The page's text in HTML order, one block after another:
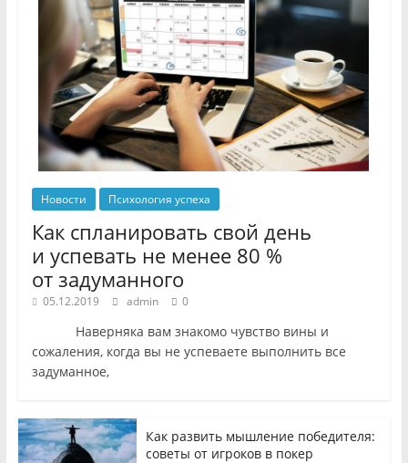
Новости Психология успеха
Как спланировать свой день
и успевать не менее 80 %
от задуманного
05.12.2019 admin 0
Наверняка вам знакомо чувство вины и
сожаления, когда вы не успеваете выполнить все
задуманное,
Как развить мышление победителя:
советы от игроков в покер